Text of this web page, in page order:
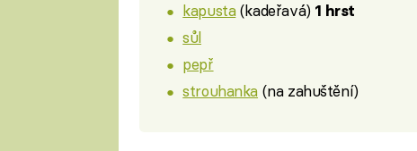
kapusta(kadeřavá) 1 hrst
sůl
pepř
strouhanka (na zahuštění)